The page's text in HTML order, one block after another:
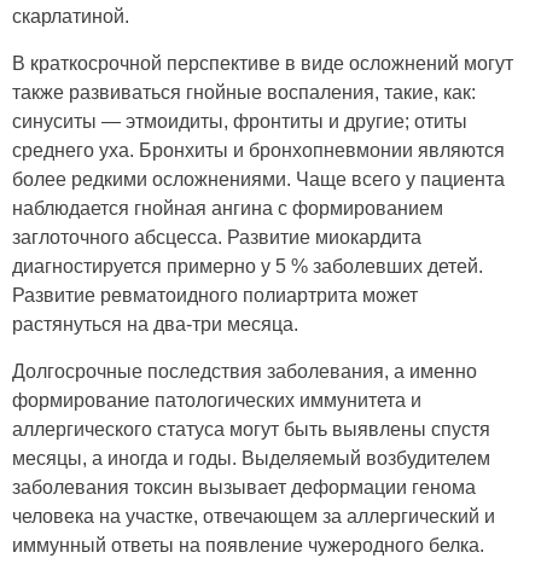
скарлатиной.
В краткосрочной перспективе в виде осложнений могут
также развиваться гнойные воспаления, такие, как:
синуситы — этмоидиты, фронтиты и другие; отиты
среднего уха. Бронхиты и бронхопневмонии являются
более редкими осложнениями. Чаще всего у пациента
наблюдается гнойная ангина с формированием
заглоточного абсцесса. Развитие миокардита
диагностируется примерно у 5 % заболевших детей.
Развитие ревматоидного полиартрита может
растянуться на два-три месяца.
Долгосрочные последствия заболевания, а именно
формирование патологических иммунитета и
аллергического статуса могут быть выявлены спустя
месяцы, а иногда и годы. Выделяемый возбудителем
заболевания токсин вызывает деформации генома
человека на участке, отвечающем за аллергический и
иммунный ответы на появление чужеродного белка.